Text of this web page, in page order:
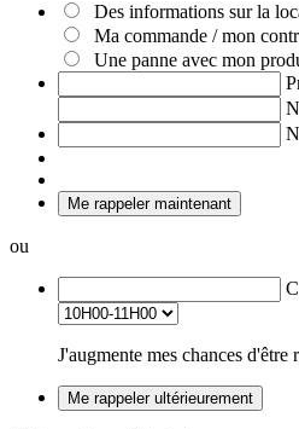
Des informations sur la
Ma commande / mon
Une panne avec mon
Me rappeler maintenant
ou
J'augmente mes chances d'être
Me rappeler ultérieurement